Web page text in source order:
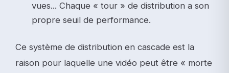
vues... Chaque « tour » de distribution a son
propre seuil de performance.
Ce système de distribution en cascade est la
raison pour laquelle une vidéo peut être « morte